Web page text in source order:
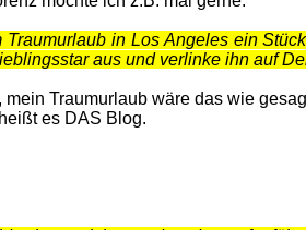
in Los Angeles ein
aus und verlinke ihn auf
Traumurlaub wäre das wie
es DAS Blog.